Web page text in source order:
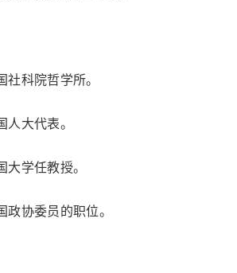
社科院哲学所。
人大代表。
大学任教授。
政协委员的职位。